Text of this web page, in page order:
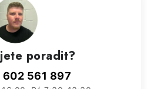
poradit?
602 561 897